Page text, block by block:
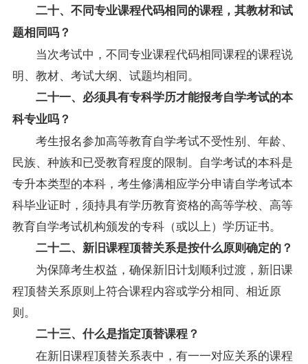
二十、不同专业课程代码相同的课程，其教材和试
题相同吗？
当次考试中，不同专业课程代码相同课程的课程说
明、教材、考试大纲、试题均相同。
二十一、必须具有专科学历才能报考自学考试的本
科专业吗？
考生报名参加高等教育自学考试不受性别、年龄、
民族、种族和已受教育程度的限制。自学考试的本科是
专升本类型的本科，考生修满相应学分申请自学考试本
科毕业证时，须持具有学历教育资格的高等学校、高等
教育自学考试机构颁发的专科（或以上）学历证书。
二十二、新旧课程顶替关系是按什么原则确定的？
为保障考生权益，确保新旧计划顺利过渡，新旧课
程顶替关系原则上符合课程内容或学分相同、相近原
则。
二十三、什么是指定顶替课程？
在新旧课程顶替关系表中，有一一对应关系的课程